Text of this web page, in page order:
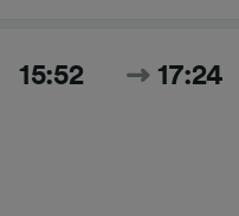
15:52 17:24